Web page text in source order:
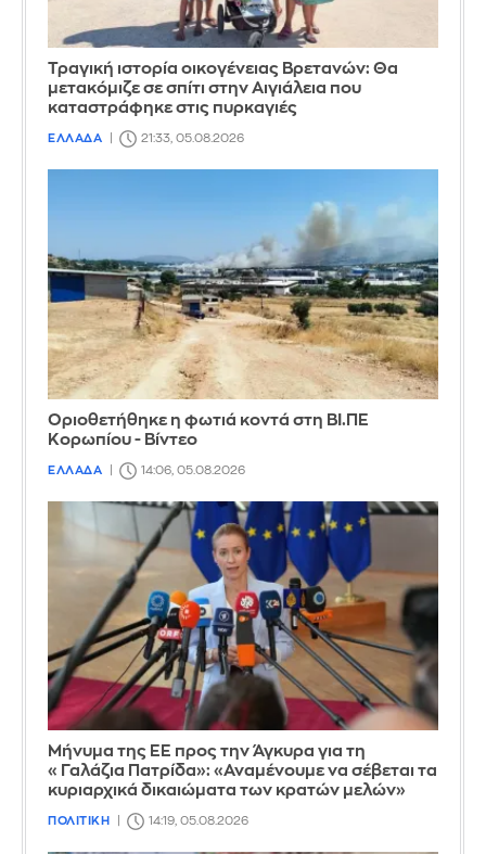
Τραγική ιστορία οικογένειας Βρετανών: Θα
μετακόμιζε σε σπίτι στην Αιγιάλεια που
καταστράφηκε στις πυρκαγιές
ΕΛΛΑΔΑ 21:33, 05.08.2026
Οριοθετήθηκε η φωτιά κοντά στη ΒΙ.ΠΕ
Κορωπίου - Βίντεο
ΕΛΛΑΔΑ 14:06, 05.08.2026
Μήνυμα της ΕΕ προς την Άγκυρα για τη
«Γαλάζια Πατρίδα»: «Αναμένουμε να σέβεται τα
κυριαρχικά δικαιώματα των κρατών μελών»
ΠΟΛΙΤΙΚΗ 14:19, 05.08.2026